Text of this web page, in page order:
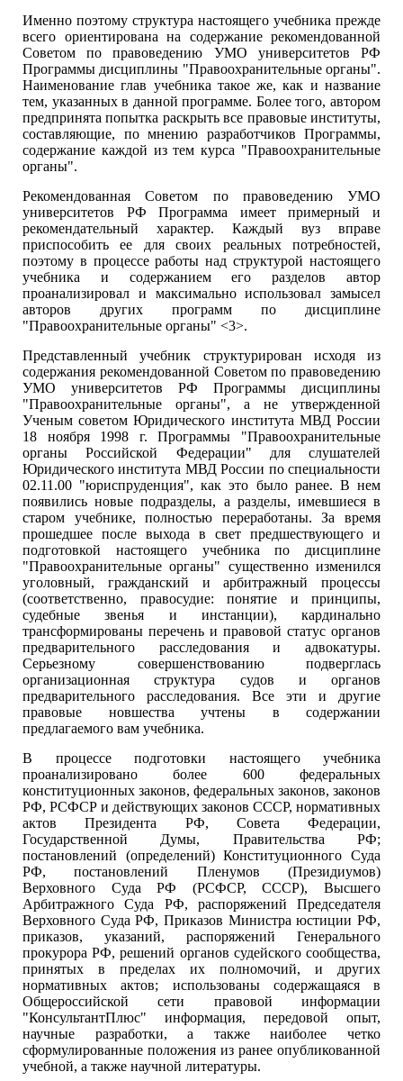
Именно поэтому структура настоящего учебника прежде
всего ориентирована на содержание рекомендованной
Советом по правоведению УМО университетов РФ
Программы дисциплины "Правоохранительные органы".
Наименование глав учебника такое же, как и название
тем, указанных в данной программе. Более того, автором
предпринята попытка раскрыть все правовые институты,
составляющие, по мнению разработчиков Программы,
содержание каждой из тем курса "Правоохранительные
органы".
Рекомендованная Советом по правоведению УМО
университетов РФ Программа имеет примерный и
рекомендательный характер. Каждый вуз вправе
приспособить ее для своих реальных потребностей,
поэтому в процессе работы над структурой настоящего
учебника и содержанием его разделов автор
проанализировал и максимально использовал замысел
авторов других программ по дисциплине
"Правоохранительные органы" <3>.
Представленный учебник структурирован исходя из
содержания рекомендованной Советом по правоведению
УМО университетов РФ Программы дисциплины
"Правоохранительные органы", а не утвержденной
Ученым советом Юридического института МВД России
18 ноября 1998 г. Программы "Правоохранительные
органы Российской Федерации" для слушателей
Юридического института МВД России по специальности
02.11.00 "юриспруденция", как это было ранее. В нем
появились новые подразделы, а разделы, имевшиеся в
старом учебнике, полностью переработаны. За время
прошедшее после выхода в свет предшествующего и
подготовкой настоящего учебника по дисциплине
"Правоохранительные органы" существенно изменился
уголовный, гражданский и арбитражный процессы
(соответственно, правосудие: понятие и принципы,
судебные звенья и инстанции), кардинально
трансформированы перечень и правовой статус органов
предварительного расследования и адвокатуры.
Серьезному совершенствованию подверглась
организационная структура судов и органов
предварительного расследования. Все эти и другие
правовые новшества учтены в содержании
предлагаемого вам учебника.
В процессе подготовки настоящего учебника
проанализировано более 600 федеральных
конституционных законов, федеральных законов, законов
РФ, РСФСР и действующих законов СССР, нормативных
актов Президента РФ, Совета Федерации,
Государственной Думы, Правительства РФ;
постановлений (определений) Конституционного Суда
РФ, постановлений Пленумов (Президиумов)
Верховного Суда РФ (РСФСР, СССР), Высшего
Арбитражного Суда РФ, распоряжений Председателя
Верховного Суда РФ, Приказов Министра юстиции РФ,
приказов, указаний, распоряжений Генерального
прокурора РФ, решений органов судейского сообщества,
принятых в пределах их полномочий, и других
нормативных актов; использованы содержащаяся в
Общероссийской сети правовой информации
"КонсультантПлюс" информация, передовой опыт,
научные разработки, а также наиболее четко
сформулированные положения из ранее опубликованной
учебной, а также научной литературы.